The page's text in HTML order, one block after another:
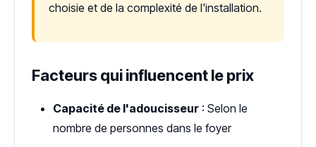
choisie et de la complexité de l'installation.
Facteurs qui influencent le prix
Capacité de l'adoucisseur : Selon le
nombre de personnes dans le foyer